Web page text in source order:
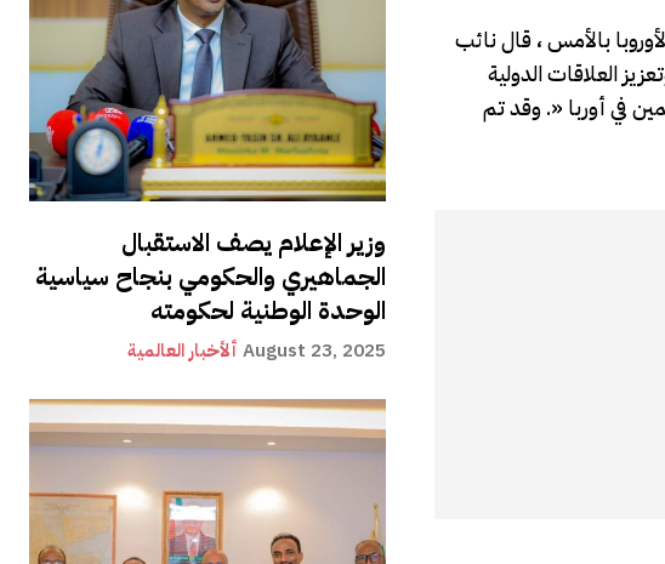
وزير الإعلام يصف الاستقبال
الجماهيري والحكومي بنجاح سياسية
الوحدة الوطنية لحكومته
ألأخبار العالمية August 23, 2025
بالأمس ، قال نائب
العلاقات الدولية
في أوربا «. وقد تم